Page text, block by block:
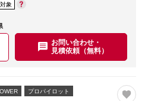
象
お問い合わせ・
見積依頼（無料）
プロパイロット